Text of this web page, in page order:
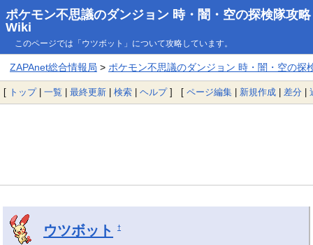
ポケモン不思議のダンジョン 時・闇・空の探検隊攻略
Wiki
このページでは「ウツボット」について攻略しています。
ZAPAnet総合情報局 > ポケモン不思議のダンジョン 時・闇・空の探
[ トップ| 一覧 | 最終更新 | 検索 | ヘルプ] [ ページ編集 | 新規作成 | 差分 |
ウツボット †